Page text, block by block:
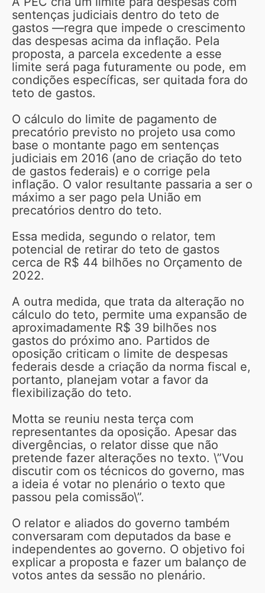
sentenças judiciais dentro do teto de
gastos —regra que impede o crescimento
das despesas acima da inflação. Pela
proposta, a parcela excedente a esse
limite será paga futuramente ou pode, em
condições específicas, ser quitada fora do
teto de gastos.
O cálculo do limite de pagamento de
precatório previsto no projeto usa como
base o montante pago em sentenças
judiciais em 2016 (ano de criação do teto
de gastos federais) e o corrige pela
inflação. O valor resultante passaria a ser o
máximo a ser pago pela União em
precatórios dentro do teto.
Essa medida, segundo o relator, tem
potencial de retirar do teto de gastos
cerca de R$ 44 bilhões no Orçamento de
2022.
A outra medida, que trata da alteração no
cálculo do teto, permite uma expansão de
aproximadamente R$ 39 bilhões nos
gastos do próximo ano. Partidos de
oposição criticam o limite de despesas
federais desde a criação da norma fiscal e,
portanto, planejam votar a favor da
flexibilização do teto.
Motta se reuniu nesta terça com
representantes da oposição. Apesar das
divergências, o relator disse que não
pretende fazer alterações no texto. \”Vou
discutir com os técnicos do governo, mas
a ideia é votar no plenário o texto que
passou pela comissão\”.
O relator e aliados do governo também
conversaram com deputados da base e
independentes ao governo. O objetivo foi
explicar a proposta e fazer um balanço de
votos antes da sessão no plenário.